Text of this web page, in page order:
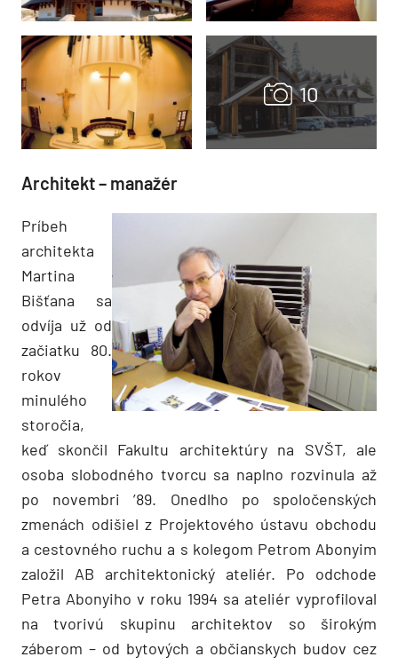
Architekt – manažér
Príbeh
architekta
Martina
Bišťana sa
odvíja už od
začiatku 80.
rokov
minulého
storočia,
keď skončil Fakultu architektúry na SVŠT, ale
osoba slobodného tvorcu sa naplno rozvinula až
po novembri ’89. Onedlho po spoločenských
zmenách odišiel z Projektového ústavu obchodu
a cestovného ruchu a s kolegom Petrom Abonyim
založil AB architektonický ateliér. Po odchode
Petra Abonyiho v roku 1994 sa ateliér vyprofiloval
na tvorivú skupinu architektov so širokým
záberom – od bytových a občianskych budov cez